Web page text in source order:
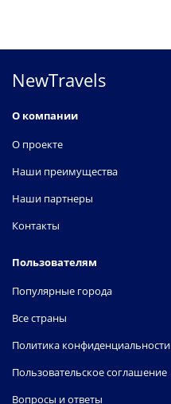
NewTravels
О компании
О проекте
Наши преимущества
Наши партнеры
Контакты
Пользователям
Популярные города
Все страны
Политика конфиденциальности
Пользовательское соглашение
Вопросы и ответы